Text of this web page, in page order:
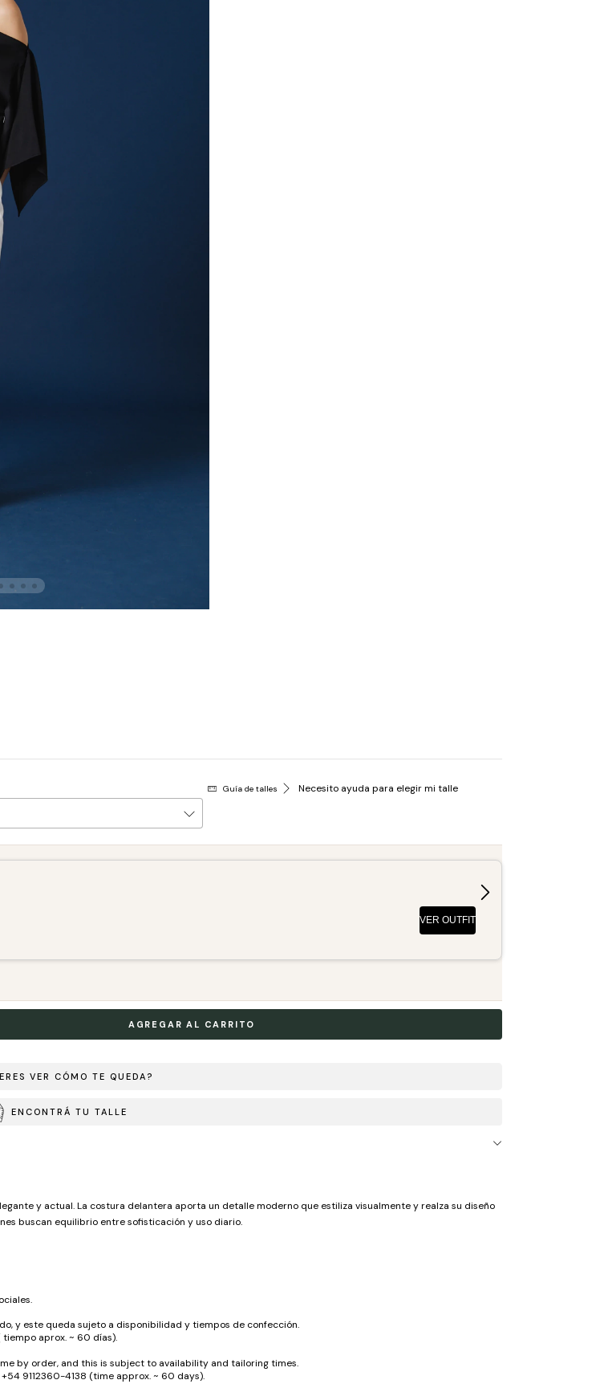
Guía de talles Necesito ayuda para elegir mi talle
VER CÓMO TE QUEDA?
ENCONTRÁ TU TALLE
y actual. La costura delantera aporta un detalle moderno que estiliza visualmente y realza su diseño
buscan equilibrio entre sofisticación y uso diario.
y este queda sujeto a disponibilidad y tiempos de confección.
aprox. ~ 60 días).
by order, and this is subject to availability and tailoring times.
9112360-4138 (time approx. ~ 60 days).